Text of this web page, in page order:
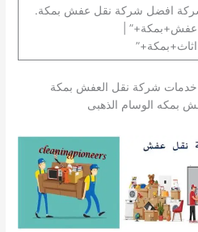
افضل شركة نقل عفش بمكة.
|
شركة نقل العفش بمكة